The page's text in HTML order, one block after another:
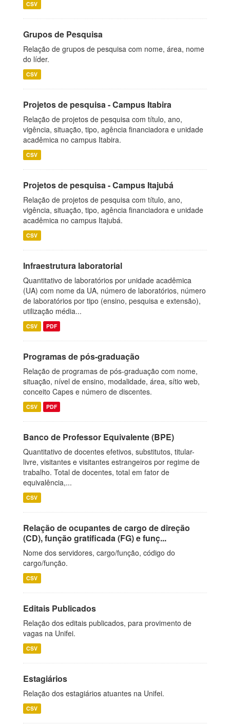
CSV
Grupos de Pesquisa
Relação de grupos de pesquisa com nome, área, nome
do líder.
CSV
Projetos de pesquisa - Campus Itabira
Relação de projetos de pesquisa com título, ano,
vigência, situação, tipo, agência financiadora e unidade
acadêmica no campus Itabira.
CSV
Projetos de pesquisa - Campus Itajubá
Relação de projetos de pesquisa com título, ano,
vigência, situação, tipo, agência financiadora e unidade
acadêmica no campus Itajubá.
CSV
Infraestrutura laboratorial
Quantitativo de laboratórios por unidade acadêmica
(UA) com nome da UA, número de laboratórios, número
de laboratórios por tipo (ensino, pesquisa e extensão),
utilização média...
CSV PDF
Programas de pós-graduação
Relação de programas de pós-graduação com nome,
situação, nível de ensino, modalidade, área, sítio web,
conceito Capes e número de discentes.
CSV PDF
Banco de Professor Equivalente (BPE)
Quantitativo de docentes efetivos, substitutos, titular-
livre, visitantes e visitantes estrangeiros por regime de
trabalho. Total de docentes, total em fator de
equivalência,...
CSV
Relação de ocupantes de cargo de direção
(CD), função gratificada (FG) e funç...
Nome dos servidores, cargo/função, código do
cargo/função.
CSV
Editais Publicados
Relação dos editais publicados, para provimento de
vagas na Unifei.
CSV
Estagiários
Relação dos estagiários atuantes na Unifei.
CSV